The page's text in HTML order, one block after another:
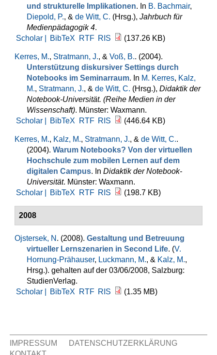
und strukturelle Implikationen. In B. Bachmair,
Diepold, P., & de Witt, C. (Hrsg.), Jahrbuch für
Medienpädagogik 4.
Scholar |
BibTeX RTF RIS (137.26 KB)
Kerres, M., Stratmann, J., & Voß, B.. (2004).
Unterstützung diskursiver Settings durch
Notebooks im Seminarraum. In M. Kerres, Kalz,
M., Stratmann, J., & de Witt, C. (Hrsg.), Didaktik der
Notebook-Universität. (Reihe Medien in der
Wissenschaft). Münster: Waxmann.
Scholar |
BibTeX RTF RIS (446.64 KB)
Kerres, M., Kalz, M., Stratmann, J., & de Witt, C..
(2004). Warum Notebooks? Von der virtuellen
Hochschule zum mobilen Lernen auf dem
digitalen Campus. In Didaktik der Notebook-
Universität. Münster: Waxmann.
Scholar |
BibTeX RTF RIS (198.7 KB)
2008
Ojstersek, N . (2008). Gestaltung und Betreuung
virtueller Lernszenarien in Second Life. (V.
Hornung-Prähauser, Luckmann, M., & Kalz, M.,
Hrsg.). gehalten auf der 03/06/2008, Salzburg:
StudienVerlag.
Scholar |
BibTeX RTF RIS (1.35 MB)
IMPRESSUM
DATENSCHUTZERKLÄRUNG